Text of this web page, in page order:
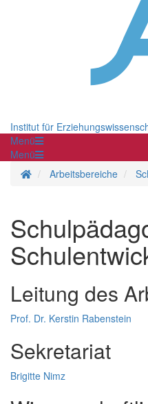
Institut für
Menü
Menü
Startseite
Arbeitsbereiche
Leitung des
Prof. Dr. Kerstin Rabenstein
Sekretariat
Brigitte Nimz